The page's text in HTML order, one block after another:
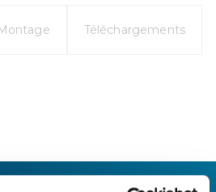
Montage Téléchargements